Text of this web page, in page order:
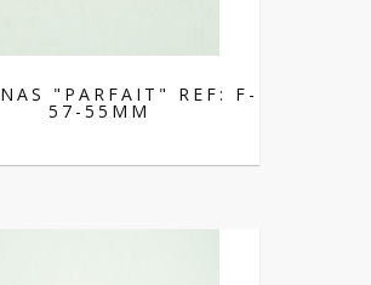
"PARFAIT" REF: F-
57-55MM